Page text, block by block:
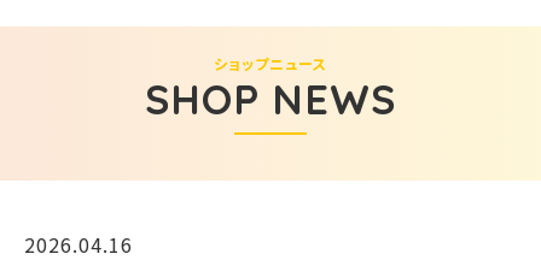
SHOP NEWS
ショップニュース
2026.04.16